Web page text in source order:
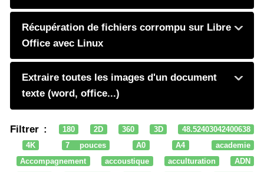
Récupération de fichiers corrompu sur Libre
Office avec Linux
Extraire toutes les images d'un document
texte (word, office...)
Filtrer : 180 2D 360 3D
48.52403042400638
4K
7 pouces A0 A4
academie
Accompagnement
accoustique acculturation
ADN